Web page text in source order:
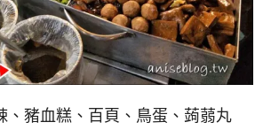
、豬血糕、百頁、鳥蛋、蒟蒻丸